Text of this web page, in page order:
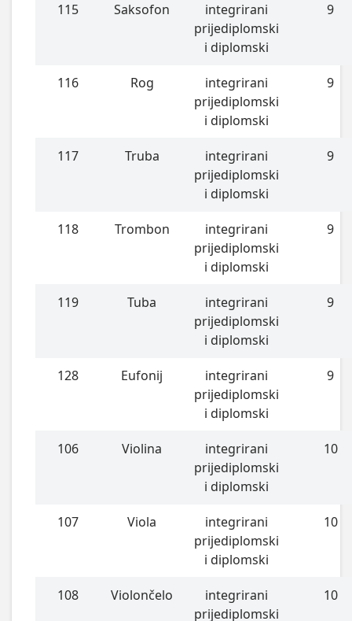
115 Saksofon
integrirani
prijediplomski
i diplomski
9
116 Rog
integrirani
prijediplomski
i diplomski
9
117 Truba
integrirani
prijediplomski
i diplomski
9
118 Trombon
integrirani
prijediplomski
i diplomski
9
119 Tuba
integrirani
prijediplomski
i diplomski
9
128 Eufonij
integrirani
prijediplomski
i diplomski
9
106 Violina
integrirani
prijediplomski
i diplomski
10
107 Viola
integrirani
prijediplomski
i diplomski
10
108 Violončelo
integrirani
prijediplomski
10